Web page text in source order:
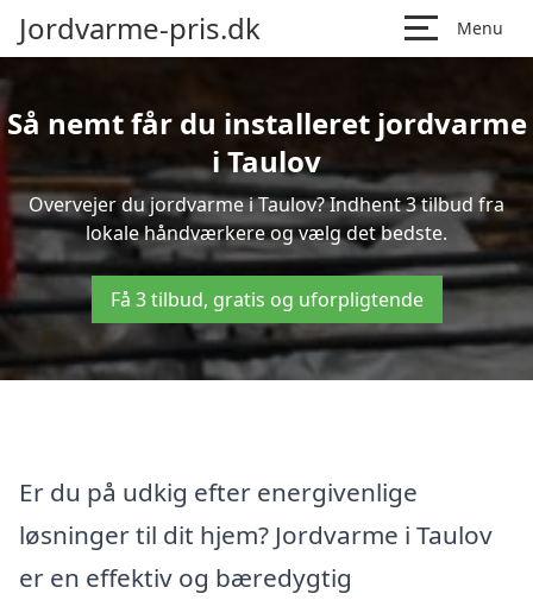
Jordvarme-pris.dk Menu
Så nemt får du installeret jordvarme
i Taulov
Overvejer du jordvarme i Taulov? Indhent 3 tilbud fra
lokale håndværkere og vælg det bedste.
Få 3 tilbud, gratis og uforpligtende
Er du på udkig efter energivenlige
løsninger til dit hjem? Jordvarme i Taulov
er en effektiv og bæredygtig